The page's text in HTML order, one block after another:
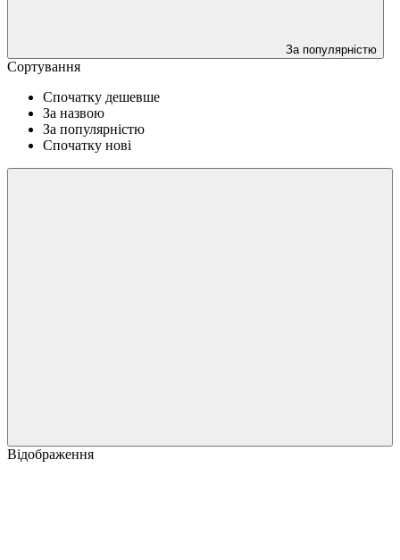
За популярністю
Сортування
Спочатку дешевше
За назвою
За популярністю
Спочатку нові
Відображення